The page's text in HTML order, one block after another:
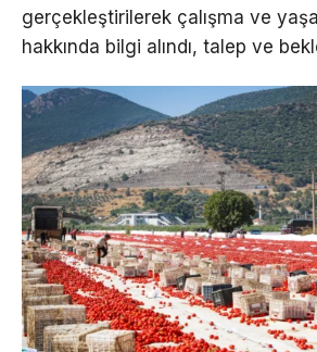
gerçekleştirilerek çalışma ve
hakkında bilgi alındı, talep ve